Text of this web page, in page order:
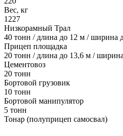
Вес, кг
1227
Низкорамный Трал
40 тонн / длина до 12 м / ширина
Прицеп площадка
20 тонн / длина до 13,6 м /
Цементовоз
20 тонн
Бортовой грузовик
10 тонн
Бортовой манипулятор
5 тонн
Тонар (полуприцеп самосвал)